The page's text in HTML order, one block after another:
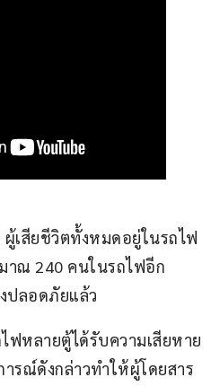
เสียชีวิตทั้งหมดอยู่ในรถไฟ
าณ 240 คนในรถไฟอีก
ปลอดภัยแล้ว
ฟหลายตู้ได้รับความเสียหาย
รณ์ดังกล่าวทำให้ผู้โดยสาร